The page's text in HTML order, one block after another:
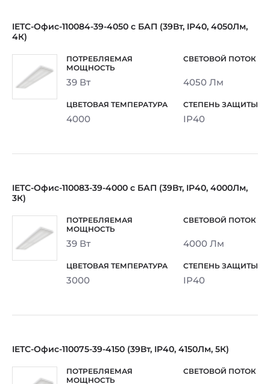
IETC-Офис-110084-39-4050 с БАП (39Вт, IP40, 4050Лм,
4К)
39 Вт 4050 Лм
4000 IP40
IETC-Офис-110083-39-4000 с БАП (39Вт, IP40, 4000Лм,
3К)
39 Вт 4000 Лм
3000 IP40
IETC-Офис-110075-39-4150 (39Вт, IP40, 4150Лм, 5К)